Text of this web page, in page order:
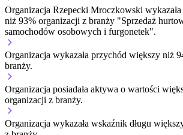
Organizacja Rzepecki Mroczkowski
niż 93% organizacji z branży "Sprzedaż
samochodów osobowych i furgonetek".
Organizacja wykazała przychód większy niż
branży.
Organizacja posiadała aktywa o wartości
organizacji z branży.
Organizacja wykazała wskaźnik długu